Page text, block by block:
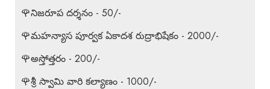
🌹నిజరూప దర్శనం - 50/-
🌹మహన్యాస పూర్వక ఏకాదశ రుద్రాభిషేకం - 2000/-
🌹అస్తోత్తరం - 200/-
🌹శ్రీ స్వామి వారి కల్యాణం - 1000/-